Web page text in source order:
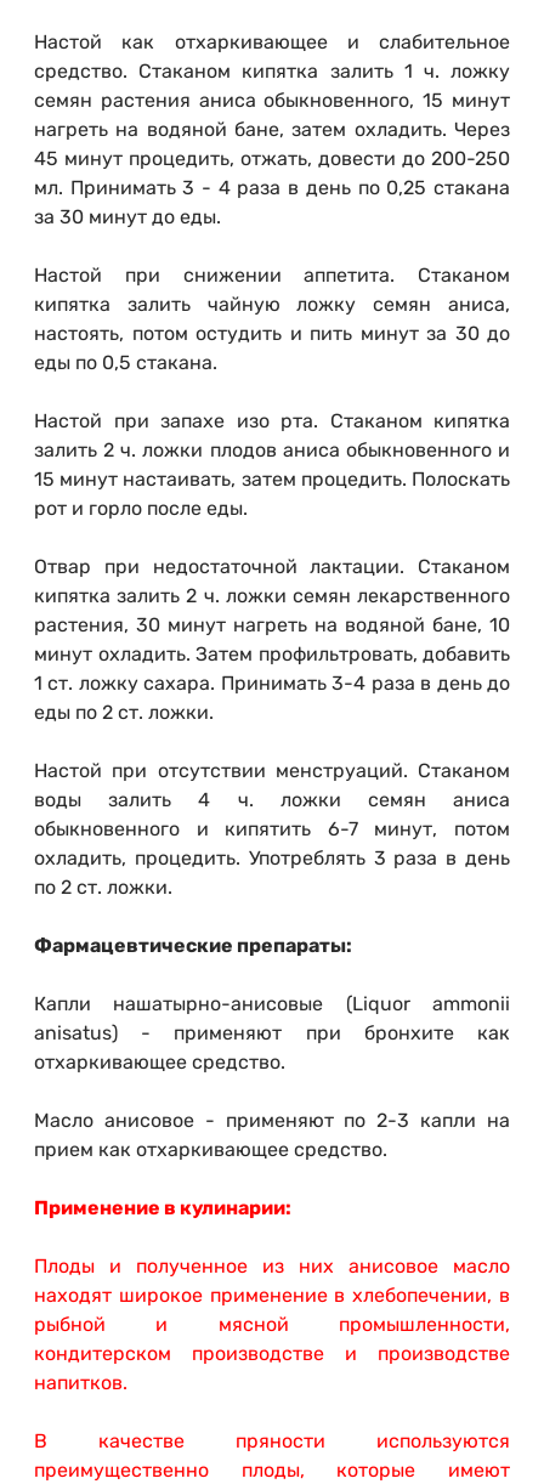
Настой как отхаркивающее и слабительное
средство. Стаканом кипятка залить 1 ч. ложку
семян растения аниса обыкновенного, 15 минут
нагреть на водяной бане, затем охладить. Через
45 минут процедить, отжать, довести до 200-250
мл. Принимать 3 - 4 раза в день по 0,25 стакана
за 30 минут до еды.
Настой при снижении аппетита. Стаканом
кипятка залить чайную ложку семян аниса,
настоять, потом остудить и пить минут за 30 до
еды по 0,5 стакана.
Настой при запахе изо рта. Стаканом кипятка
залить 2 ч. ложки плодов аниса обыкновенного и
15 минут настаивать, затем процедить. Полоскать
рот и горло после еды.
Отвар при недостаточной лактации. Стаканом
кипятка залить 2 ч. ложки семян лекарственного
растения, 30 минут нагреть на водяной бане, 10
минут охладить. Затем профильтровать, добавить
1 ст. ложку сахара. Принимать 3-4 раза в день до
еды по 2 ст. ложки.
Настой при отсутствии менструаций. Стаканом
воды залить 4 ч. ложки семян аниса
обыкновенного и кипятить 6-7 минут, потом
охладить, процедить. Употреблять 3 раза в день
по 2 ст. ложки.
Фармацевтические препараты:
Капли нашатырно-анисовые (Liquor ammonii
anisatus) - применяют при бронхите как
отхаркивающее средство.
Масло анисовое - применяют по 2-3 капли на
прием как отхаркивающее средство.
Применение в кулинарии:
Плоды и полученное из них анисовое масло
находят широкое применение в хлебопечении, в
рыбной и мясной промышленности,
кондитерском производстве и производстве
напитков.
В качестве пряности используются
преимущественно плоды, которые имеют